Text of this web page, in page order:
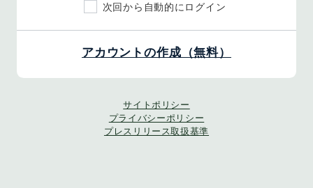
次回から自動的にログイン
アカウントの作成（無料）
サイトポリシー
プライバシーポリシー
プレスリリース取扱基準